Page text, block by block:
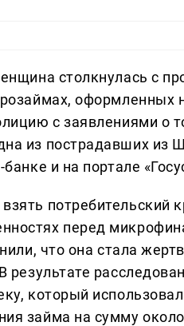
столкнулась с
с заявлениями о
из пострадавших из
и на портале
потребительский
перед
что она стала
результате
который
займа на сумму